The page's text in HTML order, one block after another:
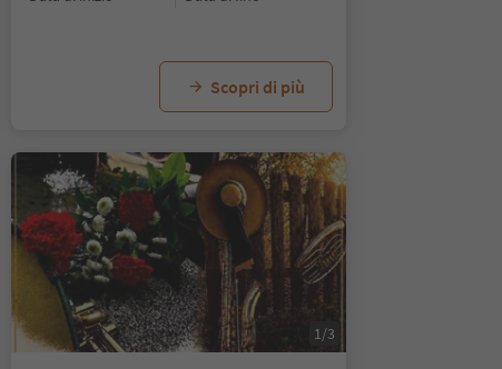
Scopri di più
1/3